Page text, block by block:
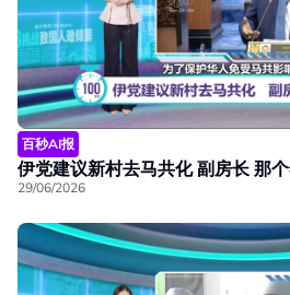
百秒AI报
伊党建议新村去马共化 副房长 那
29/06/2026